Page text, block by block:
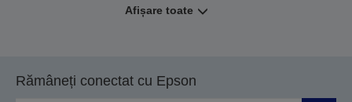
Afișare toate
Rămâneți conectat cu Epson